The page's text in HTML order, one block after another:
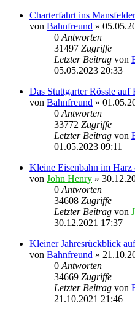
Charterfahrt ins
von Bahnfreund »
0 Antworten
31497 Zugriffe
Letzter Beitrag von
05.05.2023 20:33
Das Stuttgarter Rössle auf
von Bahnfreund »
0 Antworten
33772 Zugriffe
Letzter Beitrag von
01.05.2023 09:11
Kleine Eisenbahn im Harz
von John Henry »
0 Antworten
34608 Zugriffe
Letzter Beitrag von
30.12.2021 17:37
Kleiner Jahresrückblick
von Bahnfreund »
0 Antworten
34669 Zugriffe
Letzter Beitrag von
21.10.2021 21:46